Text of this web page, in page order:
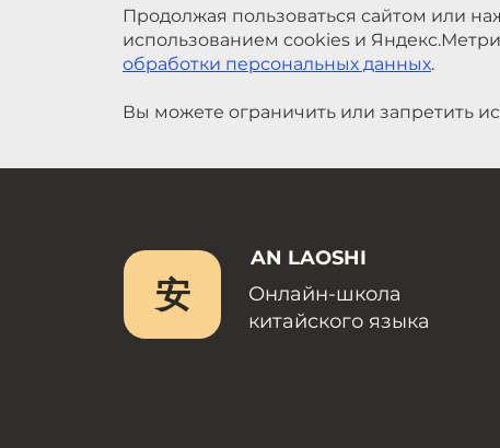
Продолжая пользоваться сайтом или
использованием cookies и
обработки персональных данных.
Вы можете ограничить или запретить
安
AN LAOSHI
Онлайн-школа
китайского языка